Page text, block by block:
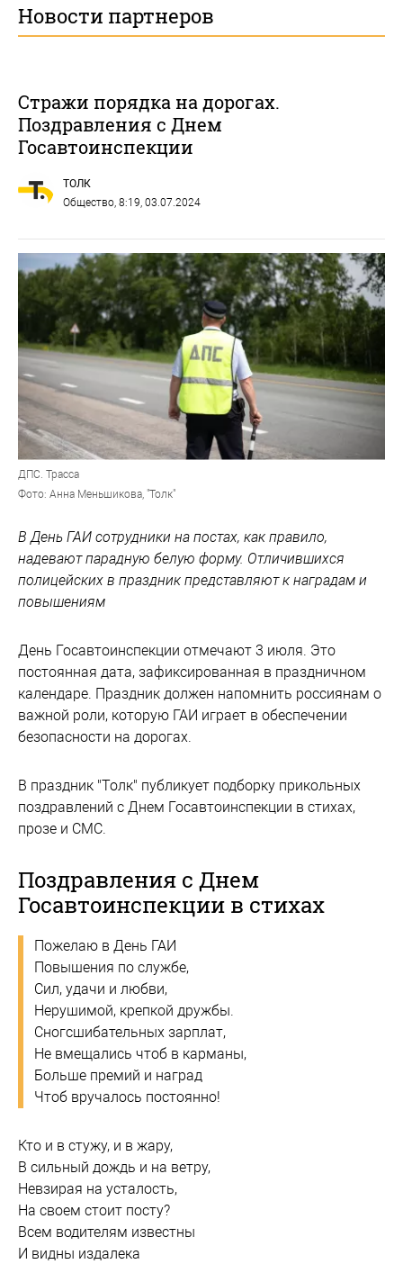
Новости партнеров
Стражи порядка на дорогах.
Поздравления с Днем
Госавтоинспекции
ТОЛК
Общество, 8:19, 03.07.2024
ДПС. Трасса
Фото: Анна Меньшикова, "Толк"
В День ГАИ сотрудники на постах, как правило,
надевают парадную белую форму. Отличившихся
полицейских в праздник представляют к наградам и
повышениям
День Госавтоинспекции отмечают 3 июля. Это
постоянная дата, зафиксированная в праздничном
календаре. Праздник должен напомнить россиянам о
важной роли, которую ГАИ играет в обеспечении
безопасности на дорогах.
В праздник "Толк" публикует подборку прикольных
поздравлений с Днем Госавтоинспекции в стихах,
прозе и СМС.
Поздравления с Днем
Госавтоинспекции в стихах
Пожелаю в День ГАИ
Повышения по службе,
Сил, удачи и любви,
Нерушимой, крепкой дружбы.
Сногсшибательных зарплат,
Не вмещались чтоб в карманы,
Больше премий и наград
Чтоб вручалось постоянно!
Кто и в стужу, и в жару,
В сильный дождь и на ветру,
Невзирая на усталость,
На своем стоит посту?
Всем водителям известны
И видны издалека